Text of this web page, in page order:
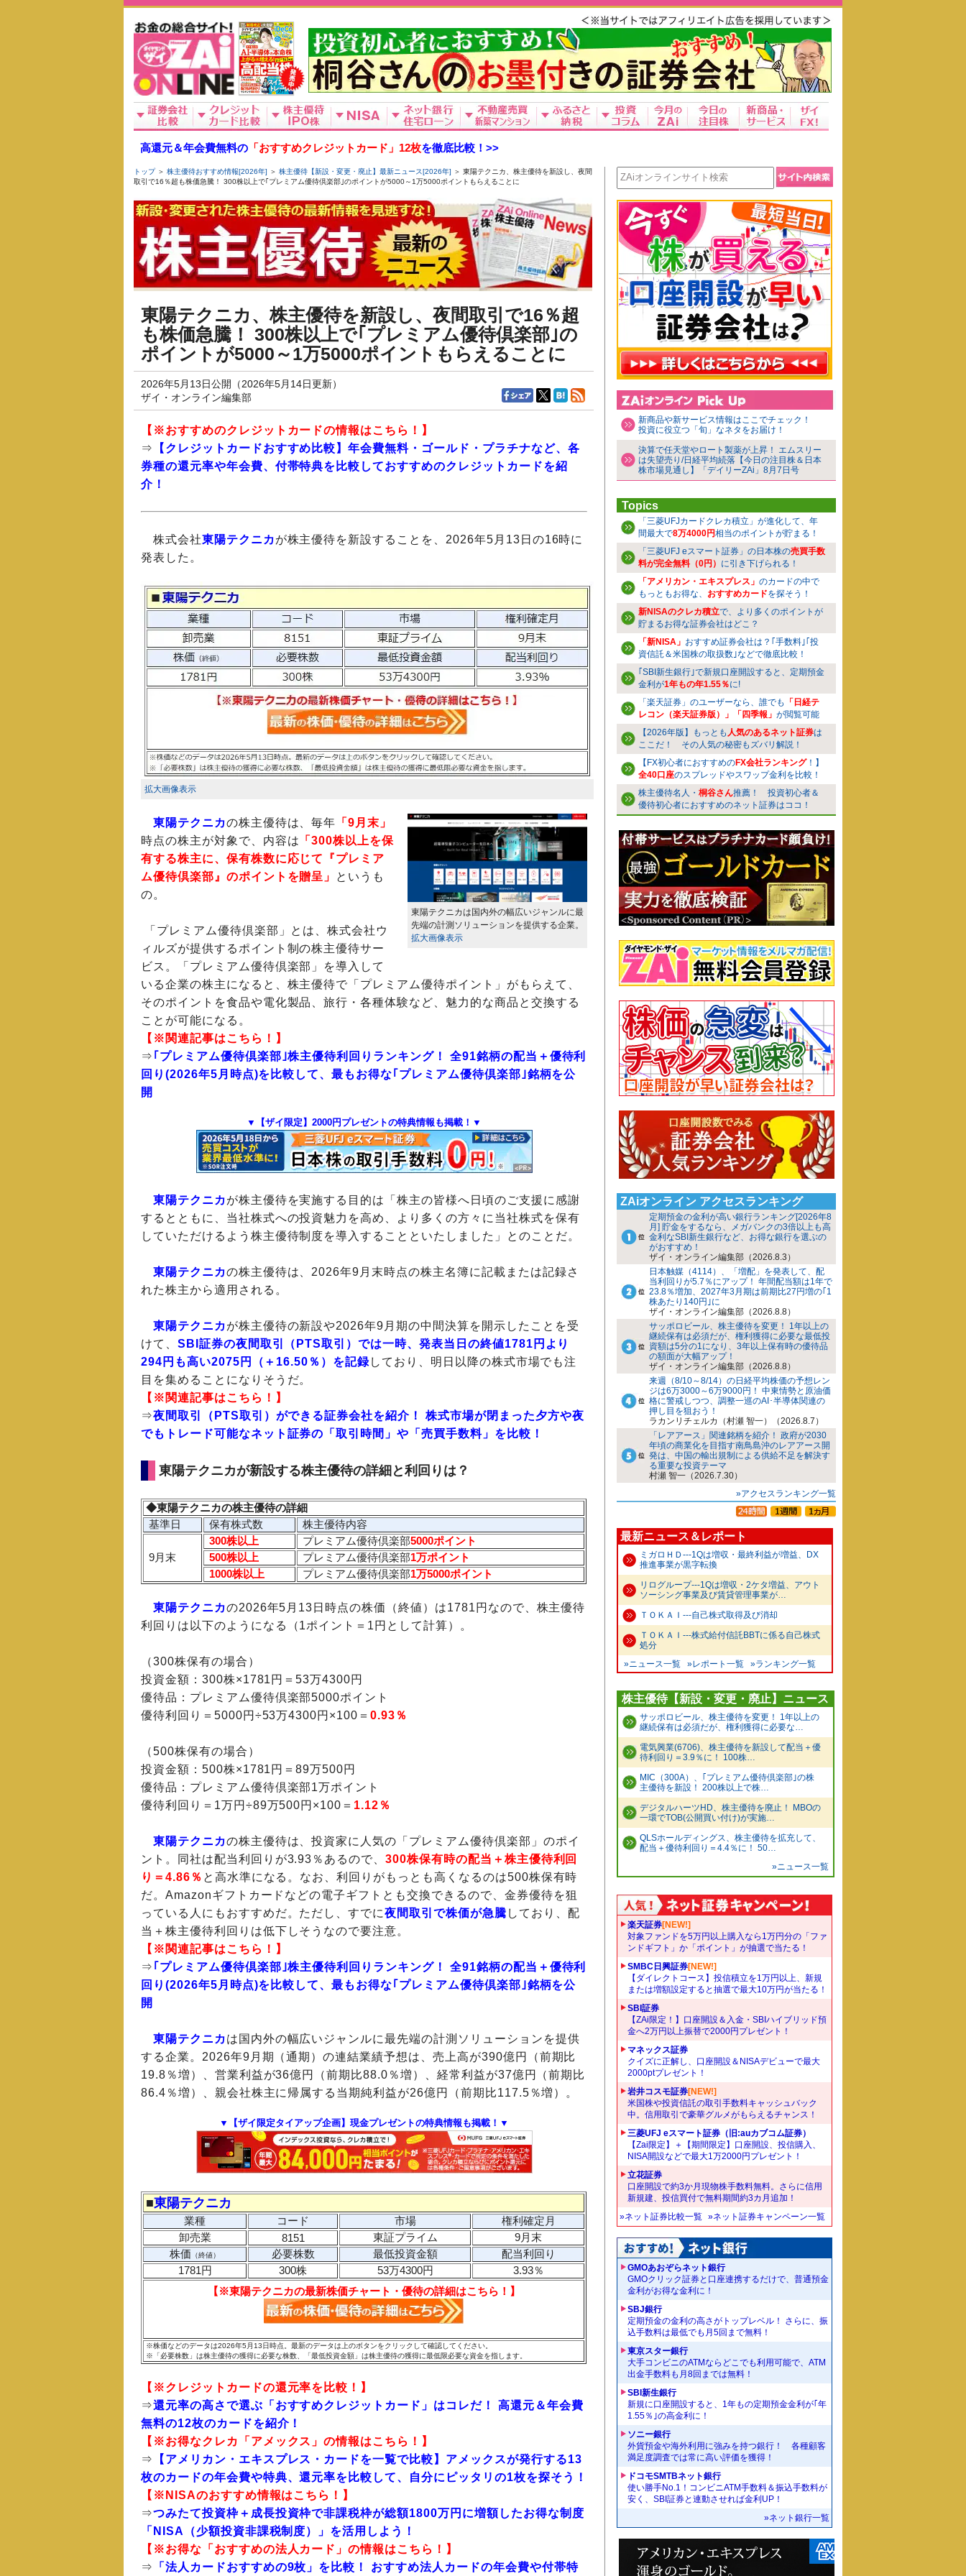
高還元＆年会費無料の 「おすすめクレジットカード」12枚を徹底比較！>>
トップ＞ 株主優待おすすめ情報[2026年] ＞ 株主優待【新設・変更・廃止】最新ニュース[2026年] ＞ 東陽テクニカ、株主優待を新設し、夜間
取引で16％超も株価急騰！ 300株以上で｢プレミアム優待倶楽部｣のポイントが5000～1万5000ポイントもらえることに
東陽テクニカ、株主優待を新設し、夜間取引で16％超
も株価急騰！ 300株以上で｢プレミアム優待倶楽部｣の
ポイントが5000～1万5000ポイントもらえることに
2026年5月13日公開（2026年5月14日更新）
ザイ・オンライン編集部
【※おすすめのクレジットカードの情報はこちら！】
⇒
【クレジットカードおすすめ比較】年会費無料・ゴールド・プラチナなど、各
券種の還元率や年会費、付帯特典を比較しておすすめのクレジットカードを紹
介！
株式会社東陽テクニカが株主優待を新設することを、2026年5月13日の16時に
発表した。
拡大画像表示
東陽テクニカは国内外の幅広いジャンルに最
先端の計測ソリューションを提供する企業。
拡大画像表示
東陽テクニカの株主優待は、毎年 「9月末」
時点の株主が対象で、内容は 「300株以上を保
有する株主に、保有株数に応じて『プレミア
ム優待倶楽部』のポイントを贈呈」 というも
の。
「プレミアム優待倶楽部」とは、株式会社ウ
ィルズが提供するポイント制の株主優待サー
ビス。「プレミアム優待倶楽部」を導入して
いる企業の株主になると、株主優待で「プレミアム優待ポイント」がもらえて、
そのポイントを食品や電化製品、旅行・各種体験など、魅力的な商品と交換する
ことが可能になる。
【※関連記事はこちら！】
⇒ ｢プレミアム優待倶楽部｣株主優待利回りランキング！ 全91銘柄の配当＋優待利
回り(2026年5月時点)を比較して、最もお得な｢プレミアム優待倶楽部｣銘柄を公
開
▼【ザイ限定】2000円プレゼントの特典情報も掲載！▼
東陽テクニカが株主優待を実施する目的は「株主の皆様へ日頃のご支援に感謝
するとともに、当社株式への投資魅力を高め、より多くの方々に当社株式を保有
していただけるよう株主優待制度を導入することといたしました」とのことだ。
東陽テクニカの株主優待は、2026年9月末時点の株主名簿に記載または記録さ
れた株主から適用される。
東陽テクニカが株主優待の新設や2026年9月期の中間決算を開示したことを受
けて、 SBI証券の夜間取引（PTS取引）では一時、発表当日の終値1781円より
294円も高い2075円（＋16.50％）を記録しており、明日以降の株式市場でも注
目を集めることになりそうだ。
【※関連記事はこちら！】
⇒夜間取引（PTS取引）ができる証券会社を紹介！ 株式市場が閉まった夕方や夜
でもトレード可能なネット証券の「取引時間」や「売買手数料」を比較！
東陽テクニカが新設する株主優待の詳細と利回りは？
◆東陽テクニカの株主優待の詳細
基準日
保有株式数 株主優待内容
9月末
300株以上 プレミアム優待倶楽部5000ポイント
500株以上
プレミアム優待倶楽部1万ポイント
1000株以上
プレミアム優待倶楽部1万5000ポイント
東陽テクニカの2026年5月13日時点の株価（終値）は1781円なので、株主優待
利回りは以下のようになる（1ポイント＝1円として計算）。
（300株保有の場合）
投資金額：300株×1781円＝53万4300円
優待品：プレミアム優待倶楽部5000ポイント
優待利回り＝5000円÷53万4300円×100＝ 0.93％
（500株保有の場合）
投資金額：500株×1781円＝89万500円
優待品：プレミアム優待倶楽部1万ポイント
優待利回り＝1万円÷89万500円×100＝ 1.12％
東陽テクニカの株主優待は、投資家に人気の「プレミアム優待倶楽部」のポイ
ント。同社は配当利回りが3.93％あるので、300株保有時の配当＋株主優待利回
り＝4.86％ と高水準になる。なお、利回りがもっとも高くなるのは500株保有時
だ。Amazonギフトカードなどの電子ギフトとも交換できるので、金券優待を狙
っている人にもおすすめだ。ただし、すでに夜間取引で株価が急騰 しており、配
当＋株主優待利回りは低下しそうなので要注意。
【※関連記事はこちら！】
⇒ ｢プレミアム優待倶楽部｣株主優待利回りランキング！ 全91銘柄の配当＋優待利
回り(2026年5月時点)を比較して、最もお得な｢プレミアム優待倶楽部｣銘柄を公
開
東陽テクニカは国内外の幅広いジャンルに最先端の計測ソリューションを提供
する企業。2026年9月期（通期）の連結業績予想は、売上高が390億円（前期比
19.8％増）、営業利益が36億円（前期比88.0％増）、経常利益が37億円（前期比
86.4％増）、親会社株主に帰属する当期純利益が26億円（前期比117.5％増）。
▼【ザイ限定タイアップ企画】現金プレゼントの特典情報も掲載！▼
■東陽テクニカ
業種 コード 市場
権利確定月
卸売業
8151 東証プライム
9月末
株価 （終値） 必要株数 最低投資金額
配当利回り
1781円
300株 53万4300円
3.93％
【※東陽テクニカの最新株価チャート・優待の詳細はこちら！】
※株価などのデータは2026年5月13日時点。最新のデータは上のボタンをクリックして確認してください。
※「必要株数」は株主優待の獲得に必要な株数、「最低投資金額」は株主優待の獲得に最低限必要な資金を指します。
【※クレジットカードの還元率を比較！】
⇒還元率の高さで選ぶ「おすすめクレジットカード」はコレだ！ 高還元＆年会費
無料の12枚のカードを紹介！
【※お得なクレカ「 アメックス 」の情報はこちら！】
⇒
【アメリカン・エキスプレス・カードを一覧で比較】アメックスが発行する13
枚のカードの年会費や特典、還元率を比較して、自分にピッタリの1枚を探そう！
【※ NISAのおすすめ情報はこちら！】
⇒つみたて投資枠＋成長投資枠で非課税枠が総額1800万円に増額したお得な制度
「NISA（少額投資非課税制度）」を活用しよう！
【※お得な「 おすすめの法人カード 」の情報はこちら！】
⇒
「法人カードおすすめの9枚」を比較！ おすすめ法人カードの年会費や付帯特
新商品や新サービス情報はここでチェック！
投資に役立つ「旬」なネタをお届け！
決算で任天堂やロート製薬が上昇！ エムスリー
は失望売り/日経平均続落【今日の注目株＆日本
株市場見通し】「デイリーZAi」8月7日号
Topics
「三菱UFJカードクレカ積立」が進化して、年
間最大で8万4000円相当のポイントが貯まる！
「三菱UFJ eスマート証券」の日本株の売買手数
料が完全無料（0円） に引き下げられる！
「アメリカン・エキスプレス」 のカードの中で
もっともお得な、 おすすめカードを探そう！
新NISAのクレカ積立で、より多くのポイントが
貯まるお得な証券会社はどこ？
「新NISA」 おすすめ証券会社は？｢手数料｣｢投
資信託＆米国株の取扱数｣などで徹底比較！
｢SBI新生銀行｣で新規口座開設すると、定期預金
金利が1年もの年1.55％に!
「楽天証券」のユーザーなら、誰でも
「日経テ
レコン（楽天証券版）」「四季報」 が閲覧可能
【2026年版】もっとも 人気のあるネット証券は
ここだ！ その人気の秘密もズバリ解説！
【FX初心者におすすめのFX会社ランキング！】
全40口座のスプレッドやスワップ金利を比較！
株主優待名人・ 桐谷さん推薦！ 投資初心者＆
優待初心者におすすめのネット証券はココ！
ZAiオンライン アクセスランキング
定期預金の金利が高い銀行ランキング[2026年8
月] 貯金をするなら、メガバンクの3倍以上も高
金利なSBI新生銀行など、お得な銀行を選ぶの
がおすすめ！
ザイ・オンライン編集部（2026.8.3）
日本触媒（4114）、「増配」を発表して、配
当利回りが5.7％にアップ！ 年間配当額は1年で
23.8％増加、2027年3月期は前期比27円増の｢1
株あたり140円｣に
ザイ・オンライン編集部（2026.8.8）
サッポロビール、株主優待を変更！ 1年以上の
継続保有は必須だが、権利獲得に必要な最低投
資額は5分の1になり、3年以上保有時の優待品
の額面が大幅アップ！
ザイ・オンライン編集部（2026.8.8）
来週（8/10～8/14）の日経平均株価の予想レン
ジは6万3000～6万9000円！ 中東情勢と原油価
格に警戒しつつ、調整一巡のAI･半導体関連の
押し目を狙おう！
ラカンリチェルカ（村瀬 智一）（2026.8.7）
「レアアース」関連銘柄を紹介！ 政府が2030
年頃の商業化を目指す南鳥島沖のレアアース開
発は、中国の輸出規制による供給不足を解決す
る重要な投資テーマ
村瀬 智一（2026.7.30）
»アクセスランキング一覧
最新ニュース＆レポート
ミガロＨＤ---1Qは増収・最終利益が増益、DX
推進事業が黒字転換
リログループ---1Qは増収・2ケタ増益、アウト
ソーシング事業及び賃貸管理事業が…
ＴＯＫＡＩ---自己株式取得及び消却
ＴＯＫＡＩ---株式給付信託BBTに係る自己株式
処分
»ニュース一覧
»レポート一覧 »ランキング一覧
株主優待【新設・変更・廃止】ニュース
サッポロビール、株主優待を変更！ 1年以上の
継続保有は必須だが、権利獲得に必要な…
電気興業(6706)、株主優待を新設して配当＋優
待利回り＝3.9％に！ 100株…
MIC（300A）、｢プレミアム優待倶楽部｣の株
主優待を新設！ 200株以上で株…
デジタルハーツHD、株主優待を廃止！ MBOの
一環でTOB(公開買い付け)が実施…
QLSホールディングス、株主優待を拡充して、
配当＋優待利回り＝4.4％に！ 50…
»ニュース一覧
楽天証券[NEW!]
対象ファンドを5万円以上購入なら1万円分の「ファ
ンドギフト」か「ポイント」が抽選で当たる！
SMBC日興証券[NEW!]
【ダイレクトコース】投信積立を1万円以上、新規
または増額設定すると抽選で最大10万円が当たる！
SBI証券
【ZAi限定！】口座開設＆入金・SBIハイブリッド預
金へ2万円以上振替で2000円プレゼント！
マネックス証券
クイズに正解し、口座開設＆NISAデビューで最大
2000ptプレゼント！
岩井コスモ証券[NEW!]
米国株や投資信託の取引手数料キャッシュバック
中。信用取引で豪華グルメがもらえるチャンス！
三菱UFJ eスマート証券（旧:auカブコム証券）
【Zai限定】＋【期間限定】口座開設、投信購入、
NISA開設などで最大1万2000円プレゼント！
立花証券
口座開設で約3か月現物株手数料無料。さらに信用
新規建、投信買付で無料期間約3カ月追加！
»ネット証券比較一覧 »ネット証券キャンペーン一覧
GMOあおぞらネット銀行
GMOクリック証券と口座連携するだけで、普通預金
金利がお得な金利に！
SBJ銀行
定期預金の金利の高さがトップレベル！ さらに、振
込手数料は最低でも月5回まで無料！
東京スター銀行
大手コンビニのATMならどこでも利用可能で、ATM
出金手数料も月8回までは無料！
SBI新生銀行
新規に口座開設すると、1年もの定期預金金利が｢年
1.55％｣の高金利に！
ソニー銀行
外貨預金や海外利用に強みを持つ銀行！ 各種顧客
満足度調査では常に高い評価を獲得！
ドコモSMTBネット銀行
使い勝手No.1！コンビニATM手数料＆振込手数料が
安く、SBI証券と連動させれば金利UP！
»ネット銀行一覧